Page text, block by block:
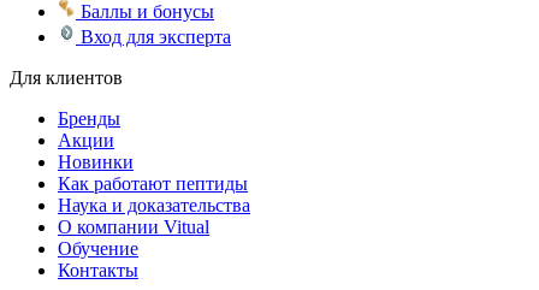
Баллы и бонусы
Вход для эксперта
Для клиентов
Бренды
Акции
Новинки
Как работают пептиды
Наука и доказательства
О компании Vitual
Обучение
Контакты